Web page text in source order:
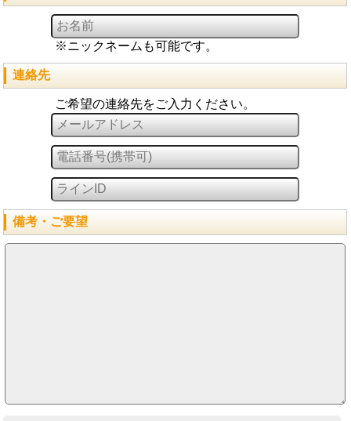
※ニックネームも可能です。
連絡先
ご希望の連絡先をご入力ください。
備考・ご要望